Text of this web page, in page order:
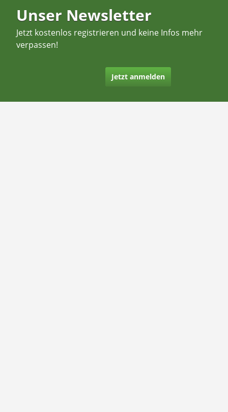
Unser Newsletter
Jetzt kostenlos registrieren und keine Infos mehr
verpassen!
Jetzt anmelden